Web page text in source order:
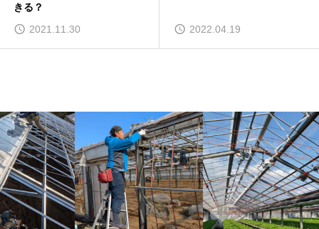
きる？
2021.11.30
2022.04.19